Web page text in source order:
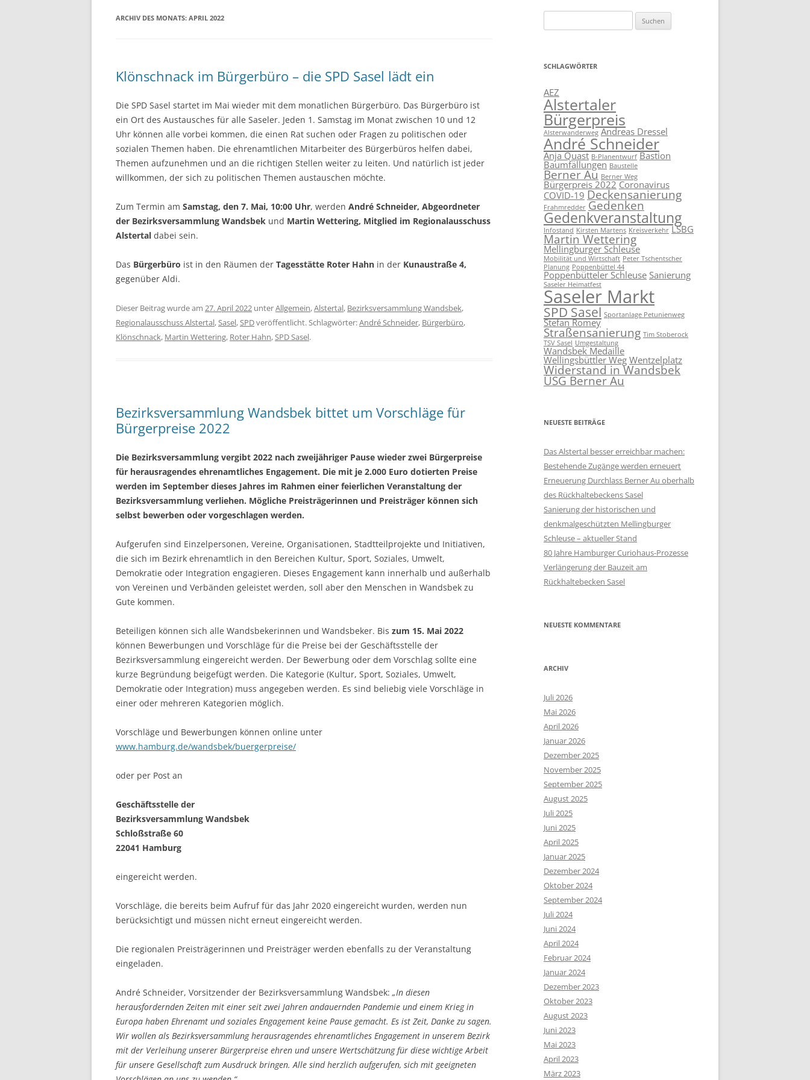
ARCHIV DES MONATS: APRIL 2022
Klönschnack im Bürgerbüro – die SPD Sasel lädt ein
Die SPD Sasel startet im Mai wieder mit dem monatlichen Bürgerbüro. Das Bürgerbüro ist
ein Ort des Austausches für alle Saseler. Jeden 1. Samstag im Monat zwischen 10 und 12
Uhr können alle vorbei kommen, die einen Rat suchen oder Fragen zu politischen oder
sozialen Themen haben. Die ehrenamtlichen Mitarbeiter des Bürgerbüros helfen dabei,
Themen aufzunehmen und an die richtigen Stellen weiter zu leiten. Und natürlich ist jeder
willkommen, der sich zu politischen Themen austauschen möchte.
Zum Termin am Samstag, den 7. Mai, 10:00 Uhr, werden André Schneider, Abgeordneter
der Bezirksversammlung Wandsbek und Martin Wettering, Mitglied im Regionalausschuss
Alstertal dabei sein.
Das Bürgerbüro ist in den Räumen der Tagesstätte Roter Hahn in der Kunaustraße 4,
gegenüber Aldi.
Dieser Beitrag wurde am 27. April 2022 unterAllgemein,Alstertal, Bezirksversammlung Wandsbek,
Regionalausschuss Alstertal,Sasel,SPDveröffentlicht. Schlagwörter:André Schneider, Bürgerbüro,
Klönschnack, Martin Wettering, Roter Hahn,SPD Sasel.
Bezirksversammlung Wandsbek bittet um Vorschläge für
Bürgerpreise 2022
Die Bezirksversammlung vergibt 2022 nach zweijähriger Pause wieder zwei Bürgerpreise
für herausragendes ehrenamtliches Engagement. Die mit je 2.000 Euro dotierten Preise
werden im September dieses Jahres im Rahmen einer feierlichen Veranstaltung der
Bezirksversammlung verliehen. Mögliche Preisträgerinnen und Preisträger können sich
selbst bewerben oder vorgeschlagen werden.
Aufgerufen sind Einzelpersonen, Vereine, Organisationen, Stadtteilprojekte und Initiativen,
die sich im Bezirk ehrenamtlich in den Bereichen Kultur, Sport, Soziales, Umwelt,
Demokratie oder Integration engagieren. Dieses Engagement kann innerhalb und außerhalb
von Vereinen und Verbänden geleistet werden, soll aber den Menschen in Wandsbek zu
Gute kommen.
Beteiligen können sich alle Wandsbekerinnen und Wandsbeker. Bis zum 15. Mai 2022
können Bewerbungen und Vorschläge für die Preise bei der Geschäftsstelle der
Bezirksversammlung eingereicht werden. Der Bewerbung oder dem Vorschlag sollte eine
kurze Begründung beigefügt werden. Die Kategorie (Kultur, Sport, Soziales, Umwelt,
Demokratie oder Integration) muss angegeben werden. Es sind beliebig viele Vorschläge in
einer oder mehreren Kategorien möglich.
Vorschläge und Bewerbungen können online unter
www.hamburg.de/wandsbek/buergerpreise/
oder per Post an
Geschäftsstelle der
Bezirksversammlung Wandsbek
Schloßstraße 60
22041 Hamburg
eingereicht werden.
Vorschläge, die bereits beim Aufruf für das Jahr 2020 eingereicht wurden, werden nun
berücksichtigt und müssen nicht erneut eingereicht werden.
Die regionalen Preisträgerinnen und Preisträger werden ebenfalls zu der Veranstaltung
eingeladen.
André Schneider, Vorsitzender der Bezirksversammlung Wandsbek: „In diesen
herausfordernden Zeiten mit einer seit zwei Jahren andauernden Pandemie und einem Krieg in
Europa haben Ehrenamt und soziales Engagement keine Pause gemacht. Es ist Zeit, Danke zu sagen.
Wir wollen als Bezirksversammlung herausragendes ehrenamtliches Engagement in unserem Bezirk
mit der Verleihung unserer Bürgerpreise ehren und unsere Wertschätzung für diese wichtige Arbeit
für unsere Gesellschaft zum Ausdruck bringen. Alle sind herzlich aufgerufen, sich mit geeigneten
nach:
SCHLAGWÖRTER
AEZ
Alstertaler
Bürgerpreis
Alsterwanderweg Andreas Dressel
André Schneider
Anja Quast B-Planentwurf Bastion
Baumfällungen Baustelle
Berner Au Berner Weg
Bürgerpreis 2022Coronavirus
COVID-19 Deckensanierung
Frahmredder Gedenken
Gedenkveranstaltung
Infostand Kirsten Martens Kreisverkehr LSBG
Martin Wettering
Mellingburger Schleuse
Mobilität und Wirtschaft Peter Tschentscher
Planung Poppenbüttel 44
Poppenbütteler Schleuse Sanierung
Saseler Heimatfest
Saseler Markt
SPD Sasel Sportanlage Petunienweg
Stefan Romey
Straßensanierung Tim Stoberock
TSV Sasel Umgestaltung
Wandsbek Medaille
Wellingsbüttler WegWentzelplatz
Widerstand in Wandsbek
ÜSG Berner Au
NEUESTE BEITRÄGE
Das Alstertal besser erreichbar machen:
Bestehende Zugänge werden erneuert
Erneuerung Durchlass Berner Au oberhalb
des Rückhalte­beckens Sasel
Sanierung der historischen und
denkmalgeschützten Mellingburger
Schleuse – aktueller Stand
80 Jahre Hamburger Curiohaus-Prozesse
Verlängerung der Bauzeit am
Rückhaltebecken Sasel
NEUESTE KOMMENTARE
ARCHIV
Juli 2026
Mai 2026
April 2026
Januar 2026
Dezember 2025
November 2025
September 2025
August 2025
Juli 2025
Juni 2025
April 2025
Januar 2025
Dezember 2024
Oktober 2024
September 2024
Juli 2024
Juni 2024
April 2024
Februar 2024
Januar 2024
Dezember 2023
Oktober 2023
August 2023
Juni 2023
Mai 2023
April 2023
März 2023